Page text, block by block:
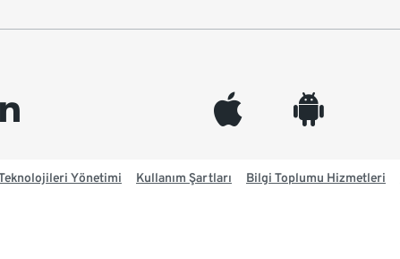
appleinc android
Yönetimi Kullanım Şartları Bilgi Toplumu Hizmetleri